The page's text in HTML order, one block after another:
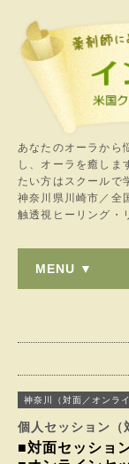
あなたのオーラから
し、オーラを癒しま
たい方はスクールで
神奈川県川崎市／全
触透視ヒーリング・
MENU ▼
神奈川（対面／オンライ
個人セッション（
■対面セッショ